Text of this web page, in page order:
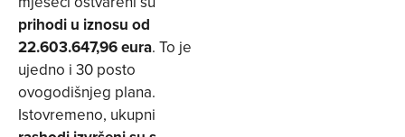
prihodi u iznosu od
22.603.647,96 eura. To je
ujedno i 30 posto
ovogodišnjeg plana.
Istovremeno, ukupni